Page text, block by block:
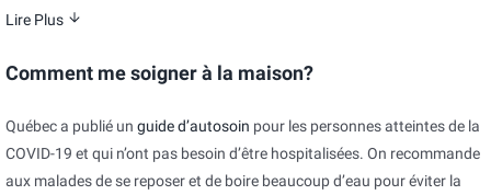
Lire Plus
Comment me soigner à la maison?
Québec a publié un guide d’autosoin pour les personnes atteintes de la
COVID-19 et qui n’ont pas besoin d’être hospitalisées. On recommande
aux malades de se reposer et de boire beaucoup d’eau pour éviter la